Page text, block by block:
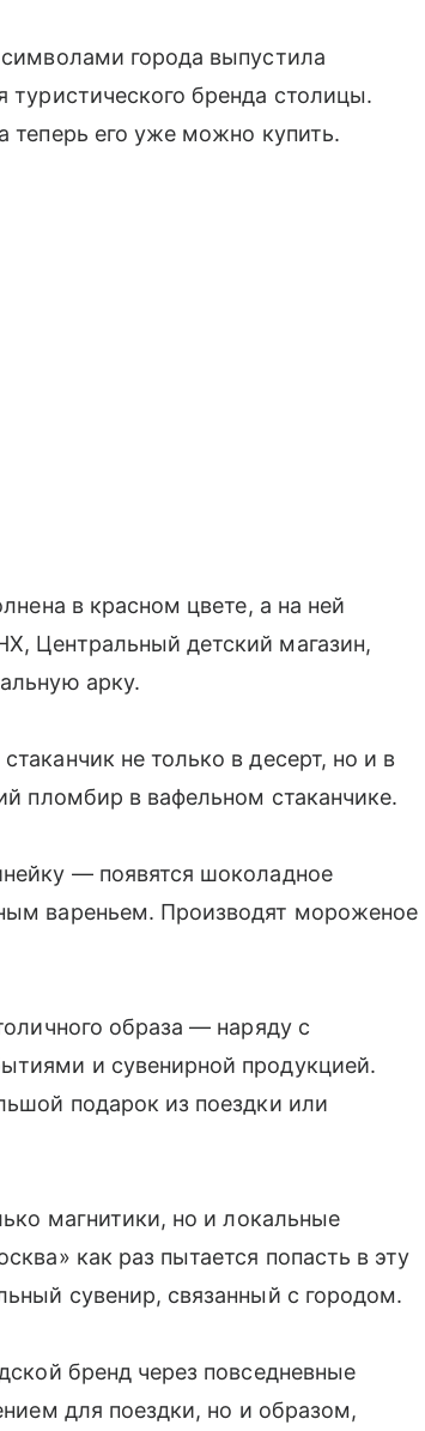
города выпустила
бренда столицы.
его уже можно купить.
в красном цвете, а на ней
Центральный детский магазин,
арку.
не только в десерт, но и в
пломбир в вафельном стаканчике.
— появятся шоколадное
вареньем. Производят мороженое
образа — наряду с
и сувенирной продукцией.
подарок из поездки или
магнитики, но и локальные
как раз пытается попасть в эту
сувенир, связанный с городом.
бренд через повседневные
для поездки, но и образом,